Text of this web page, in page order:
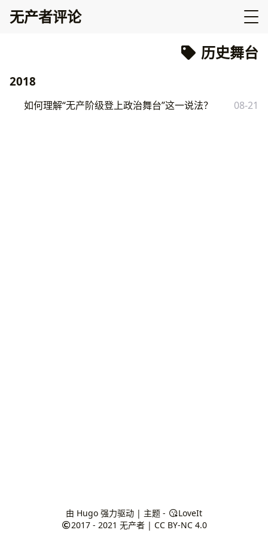
无产者评论
历史舞台
2018
如何理解“无产阶级登上政治舞台”这一说法？ 08-21
由 Hugo强力驱动 | 主题 -
LoveIt
2017 - 2021 无产者 |CC BY-NC 4.0